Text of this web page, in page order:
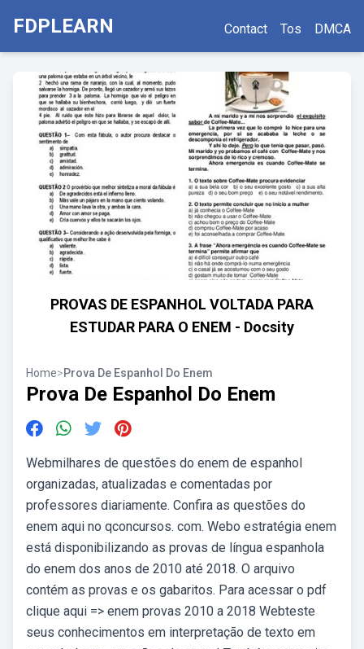
FDPLEARN Contact Tos DMCA
PROVAS DE ESPANHOL VOLTADA PARA
ESTUDAR PARA O ENEM - Docsity
Home>Prova De Espanhol Do Enem
Prova De Espanhol Do Enem
Webmilhares de questões do enem de espanhol
organizadas, atualizadas e comentadas por
professores diariamente. Confira as questões do
enem aqui no qconcursos. com. Webo estratégia enem
está disponibilizando as provas de língua espanhola
do enem dos anos de 2010 até 2018. O arquivo
contém as provas e os gabaritos. Para acessar o pdf
clique aqui => enem provas 2010 a 2018 Webteste
seus conhecimentos em interpretação de texto em